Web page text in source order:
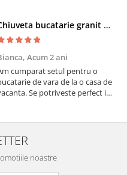
Chiuveta bucatarie granit cu finisaj negru perlat/cupru Steingran Art Copper cu dozator si baterie Quadron
Acum 2 ani
cumparat setul pentru o
de vara de la o casa de
Se potriveste perfect in
recomand cu drag !
noastre